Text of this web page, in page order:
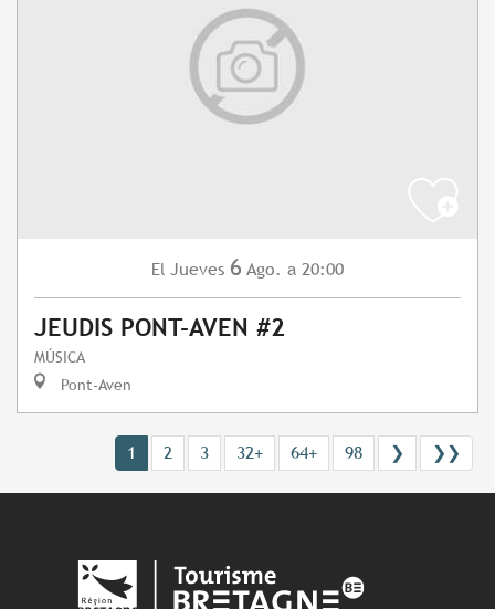
El Jueves 6 Ago. a 20:00
JEUDIS PONT-AVEN #2
MÚSICA
Pont-Aven
1 2 3 32+ 64+ 98 ❯ ❯❯